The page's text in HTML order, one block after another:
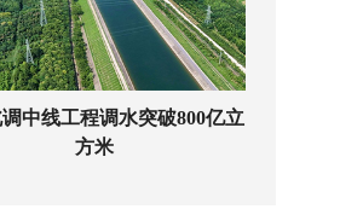
中线工程调水突破800亿立
方米